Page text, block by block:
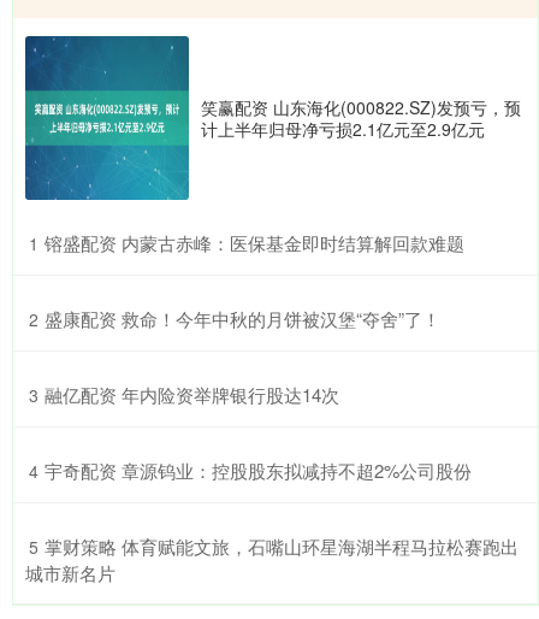
笑赢配资 山东海化(000822.SZ)发预亏，预
计上半年归母净亏损2.1亿元至2.9亿元
1 ​镕盛配资 内蒙古赤峰：医保基金即时结算解回款难题
2 ​盛康配资 救命！今年中秋的月饼被汉堡“夺舍”了！
3 ​融亿配资 年内险资举牌银行股达14次
4 ​宇奇配资 章源钨业：控股股东拟减持不超2%公司股份
5 ​掌财策略 体育赋能文旅，石嘴山环星海湖半程马拉松赛跑出
城市新名片